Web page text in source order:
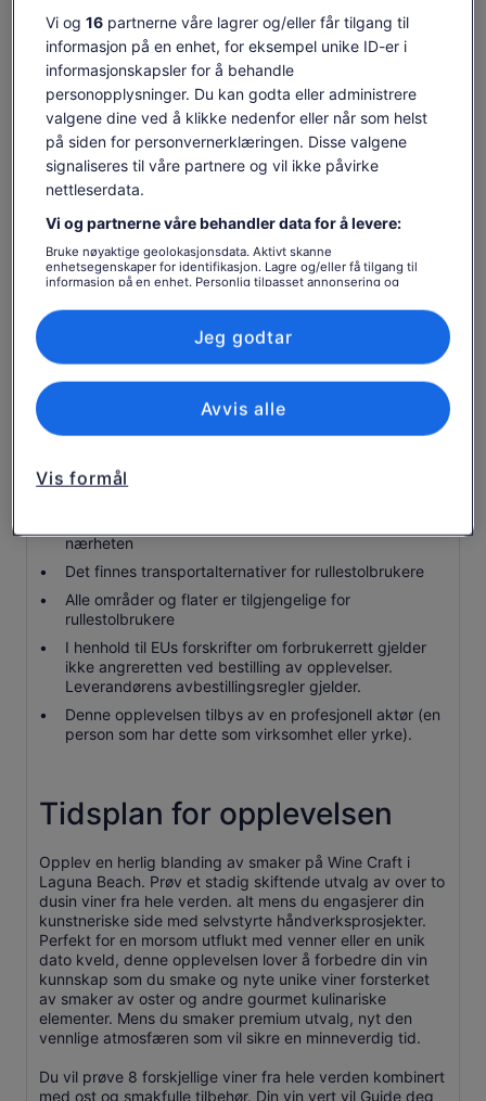
Endre datoer
Endre
datoer
tor. 6. aug.
571 kr
fre. 7. aug.
571 kr
lør. 8. aug.
571 kr 571 kr
Prisen
571 kr
per
voksen
571 kr
per voksen
Innholdet på denne siden kan være maskinoversatt.
Se originalteksten (engelsk)
Gi tilbakemelding på denne oversettelsen
i
en
fane
Hva som er inkludert og
ikke
Nyt 8 forskjellige viner sammen med oster og andre
Viktig å vite før bestilling
Tilpasset rullestolbrukere
nærheten
Det finnes transportalternativer for rullestolbrukere
Alle områder og flater er tilgjengelige for
rullestolbrukere
I henhold til EUs forskrifter om forbrukerrett gjelder
ikke angreretten ved bestilling av opplevelser.
Leverandørens avbestillingsregler gjelder.
Denne opplevelsen tilbys av en profesjonell aktør (en
person som har dette som virksomhet eller yrke).
Tidsplan for opplevelsen
Opplev en herlig blanding av smaker på Wine Craft i
Laguna Beach. Prøv et stadig skiftende utvalg av over to
dusin viner fra hele verden. alt mens du engasjerer din
kunstneriske side med selvstyrte håndverksprosjekter.
Perfekt for en morsom utflukt med venner eller en unik
dato kveld, denne opplevelsen lover å forbedre din vin
kunnskap som du smake og nyte unike viner forsterket
av smaker av oster og andre gourmet kulinariske
elementer. Mens du smaker premium utvalg, nyt den
vennlige atmosfæren som vil sikre en minneverdig tid.
Du vil prøve 8 forskjellige viner fra hele verden kombinert
med ost og smakfulle tilbehør. Din vin vert vil Guide deg
Vi og 16partnerne våre lagrer og/eller får tilgang til
informasjon på en enhet, for eksempel unike ID-er i
informasjonskapsler for å behandle
personopplysninger. Du kan godta eller administrere
valgene dine ved å klikke nedenfor eller når som helst
på siden for personvernerklæringen. Disse valgene
signaliseres til våre partnere og vil ikke påvirke
nettleserdata.
Vi og partnerne våre behandler data for å levere:
Bruke nøyaktige geolokasjonsdata. Aktivt skanne
enhetsegenskaper for identifikasjon. Lagre og/eller få tilgang til
informasjon på en enhet. Personlig tilpasset annonsering og
og tjenesteutvikling.
Liste over partnere (leverandører)
Vis formål
Avvis alle
Jeg godtar